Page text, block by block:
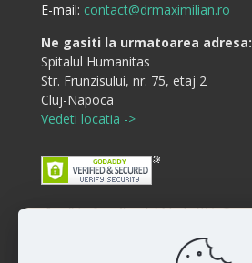
E-mail: contact@drmaximilian.ro
Ne gasiti la urmatoarea adresa:
Spitalul Humanitas
Str. Frunzisului, nr. 75, etaj 2
Cluj-Napoca
Vedeti locatia ->
Buna ziua! Cum va putem ajuta?